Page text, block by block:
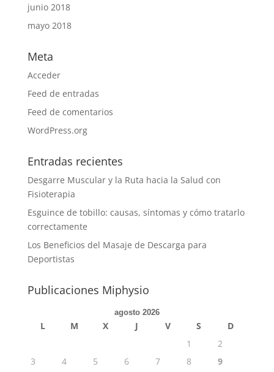
junio 2018
mayo 2018
Meta
Acceder
Feed de entradas
Feed de comentarios
WordPress.org
Entradas recientes
Desgarre Muscular y la Ruta hacia la Salud con
Fisioterapia
Esguince de tobillo: causas, síntomas y cómo tratarlo
correctamente
Los Beneficios del Masaje de Descarga para
Deportistas
Publicaciones Miphysio
agosto 2026
L M X J V S
D
1
2
3
4 5 6 7 8
9